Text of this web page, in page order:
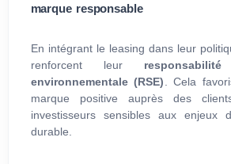
marque responsable
En intégrant le leasing dans leur
renforcent leur
environnementale (RSE) . Cela
marque positive auprès des
investisseurs sensibles aux enjeux
durable.